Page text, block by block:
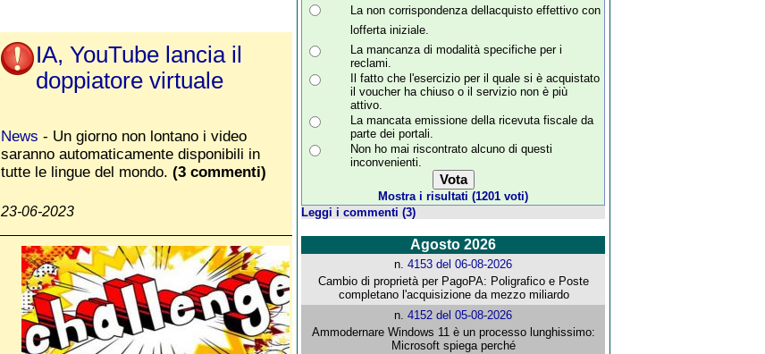
IA, YouTube lancia il
doppiatore virtuale
News - Un giorno non lontano i video
saranno automaticamente disponibili in
tutte le lingue del mondo. (3 commenti)
23-06-2023
La non corrispondenza dellacquisto effettivo con
lofferta iniziale.
La mancanza di modalità specifiche per i
reclami.
Il fatto che l'esercizio per il quale si è acquistato
il voucher ha chiuso o il servizio non è più
attivo.
La mancata emissione della ricevuta fiscale da
parte dei portali.
Non ho mai riscontrato alcuno di questi
inconvenienti.
Mostra i risultati (1201 voti)
Leggi i commenti (3)
Agosto 2026
n.4153 del 06-08-2026
Cambio di proprietà per PagoPA: Poligrafico e Poste
completano l'acquisizione da mezzo miliardo
n.4152 del 05-08-2026
Ammodernare Windows 11 è un processo lunghissimo:
Microsoft spiega perché